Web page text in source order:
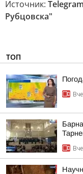
Источник:
Рубцовска"
ТОП